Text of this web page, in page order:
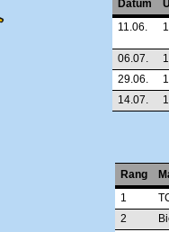
Datum
11.06.
06.07.
29.06.
14.07.
Rang
1
2